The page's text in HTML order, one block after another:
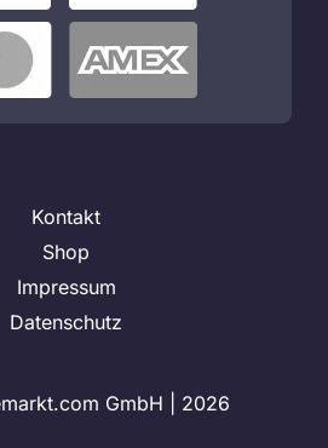
Kontakt
Shop
Impressum
Datenschutz
GmbH | 2026